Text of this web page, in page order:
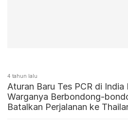
4 tahun lalu
Aturan Baru Tes PCR di India
Warganya Berbondong-
Batalkan Perjalanan ke